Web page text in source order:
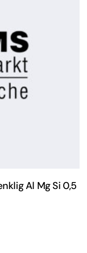
Al Mg Si 0,5